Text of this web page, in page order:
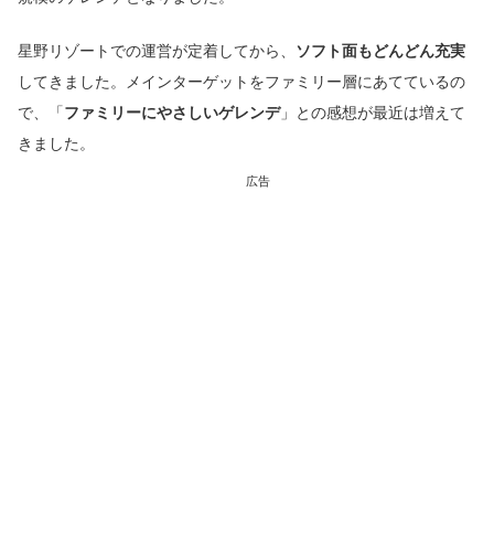
星野リゾートでの運営が定着してから、
ソフト面もどんどん充実
してきました。メインターゲットをファミリー層にあてているの
で、「 ファミリーにやさしいゲレンデ」との感想が最近は増えて
きました。
広告